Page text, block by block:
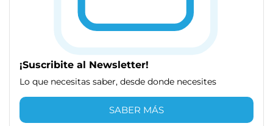
¡Suscribite al Newsletter!
Lo que necesitas saber, desde donde necesites
SABER MÁS